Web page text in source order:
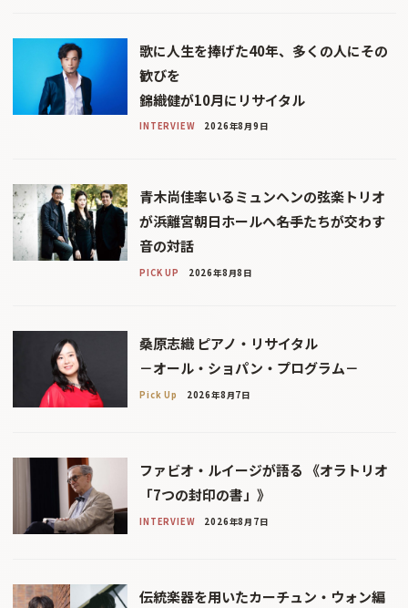
歌に人生を捧げた40年、多くの人にその
歓びを
錦織健が10月にリサイタル
INTERVIEW 2026年8月9日
青木尚佳率いるミュンヘンの弦楽トリオ
が浜離宮朝日ホールへ――名手たちが交わす
音の対話
PICK UP 2026年8月8日
桑原志織 ピアノ・リサイタル
－オール・ショパン・プログラム－
Pick Up 2026年8月7日
ファビオ・ルイージが語る 《オラトリオ
「7つの封印の書」》
INTERVIEW 2026年8月7日
伝統楽器を用いたカーチュン・ウォン編